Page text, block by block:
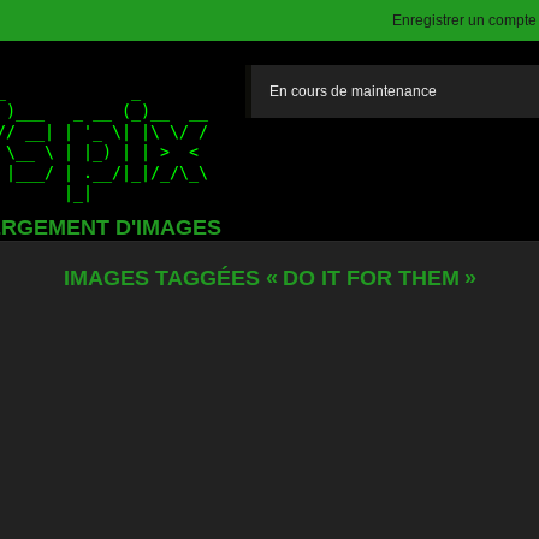
Enregistrer un
D'IMAGES
En cours de maintenance
IMAGES TAGGÉES « DO IT FOR THEM »